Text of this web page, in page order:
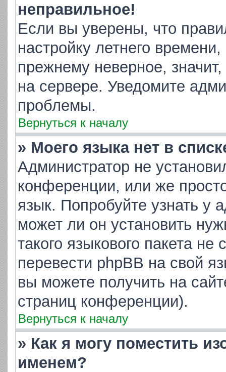
неправильное!
Если вы уверены, что
настройку летнего
прежнему неверное,
на сервере. Уведомите
проблемы.
Вернуться к началу
» Моего языка нет в
Администратор не
конференции, или же
язык. Попробуйте узнать у
может ли он установить
такого языкового пакета
перевести phpBB на свой
вы можете получить на
страниц конференции).
Вернуться к началу
» Как я могу поместить
именем?